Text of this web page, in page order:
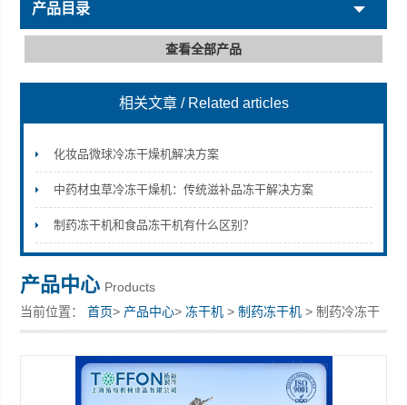
上海拓纷机械设备有限公司
产品目录
查看全部产品
相关文章 / Related articles
化妆品微球冷冻干燥机解决方案
中药材虫草冷冻干燥机：传统滋补品冻干解决方案
制药冻干机和食品冻干机有什么区别？
产品中心 Products
当前位置：首页> 产品中心>冻干机 >制药冻干机 > 制药冷冻干
燥机 针剂型药用冻干机